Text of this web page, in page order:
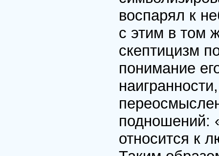
воспарял к
с этим в том
скептицизм
понимание
подношений:
относится к